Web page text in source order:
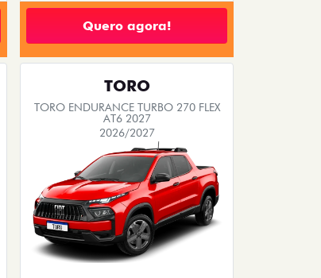
Quero agora!
TORO
TORO ENDURANCE TURBO 270 FLEX
AT6 2027
2026/2027